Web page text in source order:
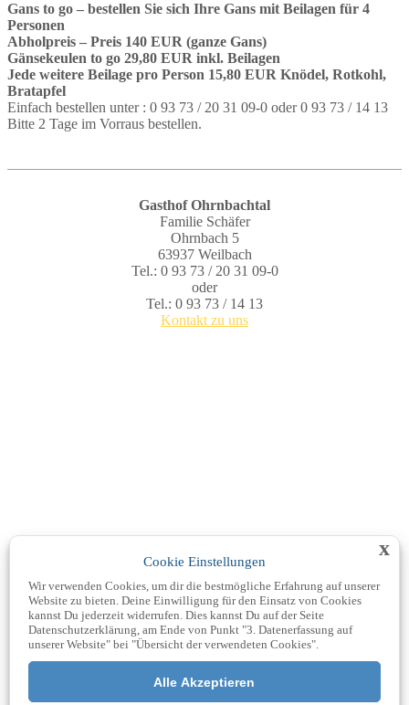
Cookie Einstellungen
x
Wir verwenden Cookies, um dir die bestmögliche Erfahrung auf unserer
Website zu bieten. Deine Einwilligung für den Einsatz von Cookies
kannst Du jederzeit widerrufen. Dies kannst Du auf der Seite
Datenschutzerklärung, am Ende von Punkt "3. Datenerfassung auf
unserer Website" bei "Übersicht der verwendeten Cookies".
Alle Akzeptieren
Gans to go – bestellen Sie sich Ihre Gans mit Beilagen für 4
Personen
Abholpreis – Preis 140 EUR (ganze Gans)
Gänsekeulen to go 29,80 EUR inkl. Beilagen
Jede weitere Beilage pro Person 15,80 EUR Knödel, Rotkohl,
Bratapfel
Einfach bestellen unter : 0 93 73 / 20 31 09-0 oder 0 93 73 / 14 13
Bitte 2 Tage im Vorraus bestellen.
Gasthof Ohrnbachtal
Familie Schäfer
Ohrnbach 5
63937 Weilbach
Tel.: 0 93 73 / 20 31 09-0
oder
Tel.: 0 93 73 / 14 13
Kontakt zu uns
Kachelmann Wetter laden
und Datenschutzerklärungen
von Kachelmann Wetter akzeptieren